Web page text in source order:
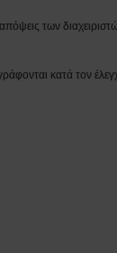
των
κατά τον